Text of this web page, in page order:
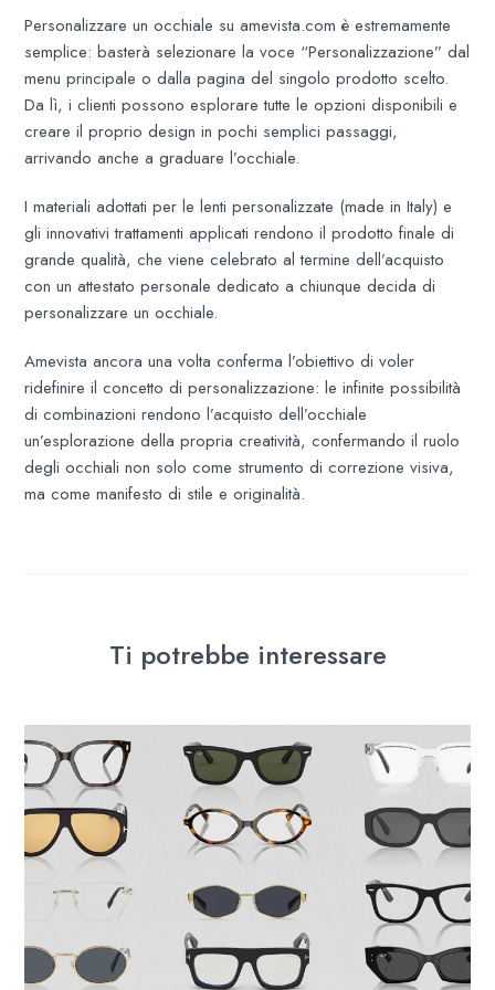
Personalizzare un occhiale su amevista.com è estremamente
semplice: basterà selezionare la voce “Personalizzazione” dal
menu principale o dalla pagina del singolo prodotto scelto.
Da lì, i clienti possono esplorare tutte le opzioni disponibili e
creare il proprio design in pochi semplici passaggi,
arrivando anche a graduare l’occhiale.
I materiali adottati per le lenti personalizzate (made in Italy) e
gli innovativi trattamenti applicati rendono il prodotto finale di
grande qualità, che viene celebrato al termine dell’acquisto
con un attestato personale dedicato a chiunque decida di
personalizzare un occhiale.
Amevista ancora una volta conferma l’obiettivo di voler
ridefinire il concetto di personalizzazione: le infinite possibilità
di combinazioni rendono l’acquisto dell’occhiale
un’esplorazione della propria creatività, confermando il ruolo
degli occhiali non solo come strumento di correzione visiva,
ma come manifesto di stile e originalità.
Ti potrebbe interessare